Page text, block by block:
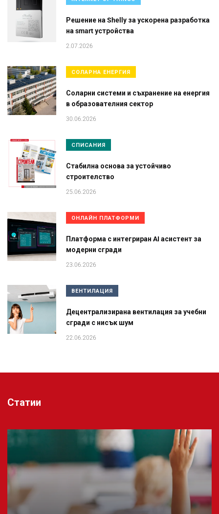
Решение на Shelly за ускорена разработка
на smart устройства
2.07.2026
СОЛАРНА ЕНЕРГИЯ
Соларни системи и съхранение на енергия
в образователния сектор
30.06.2026
СПИСАНИЯ
Стабилна основа за устойчиво
строителство
25.06.2026
ОНЛАЙН ПЛАТФОРМИ
Платформа с интегриран AI асистент за
модерни сгради
23.06.2026
ВЕНТИЛАЦИЯ
Децентрализирана вентилация за учебни
сгради с нисък шум
22.06.2026
Статии